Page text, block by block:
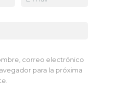
correo electrónico
para la próxima